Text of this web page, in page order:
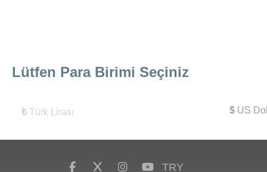
Lütfen Para Birimi Seçiniz
₺ Türk Lirası $US
TRY